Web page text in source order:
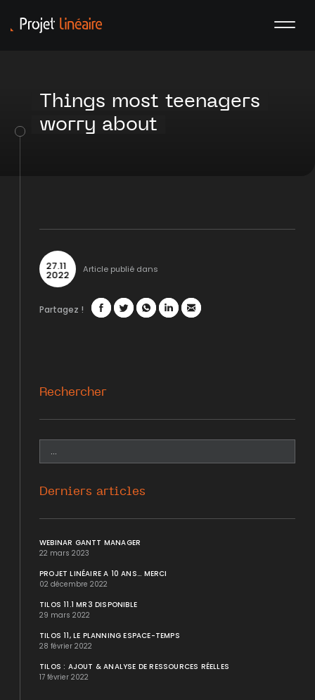
Things most teenagers
worry about
27.11
2022 Article publié dans
Partagez !
Rechercher
Derniers articles
WEBINAR GANTT MANAGER
22 mars 2023
PROJET LINÉAIRE A 10 ANS... MERCI
02 décembre 2022
TILOS 11.1 MR3 DISPONIBLE
29 mars 2022
TILOS 11, LE PLANNING ESPACE-TEMPS
28 février 2022
TILOS : AJOUT & ANALYSE DE RESSOURCES RÉELLES
17 février 2022